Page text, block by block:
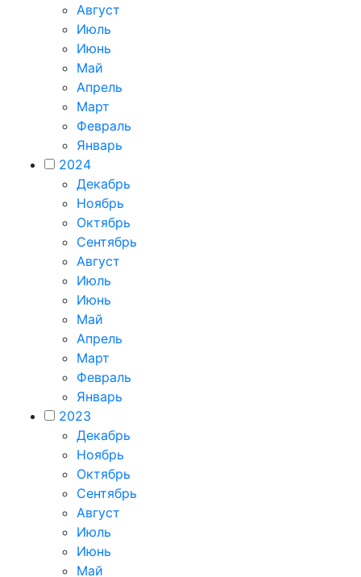
Август
Июль
Июнь
Май
Апрель
Март
Февраль
Январь
2024
Декабрь
Ноябрь
Октябрь
Сентябрь
Август
Июль
Июнь
Май
Апрель
Март
Февраль
Январь
2023
Декабрь
Ноябрь
Октябрь
Сентябрь
Август
Июль
Июнь
Май